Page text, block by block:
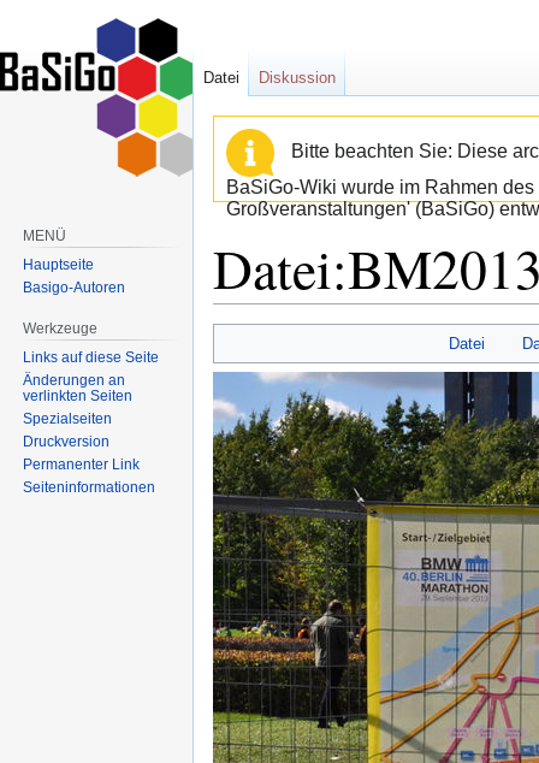
Bitte beachten Sie: Diese
BaSiGo-Wiki wurde im Rahmen
Großveranstaltungen' (BaSiGo)
Navigation
springen
Suche
springen
Datei
Datei Diskussion
MENÜ
Hauptseite
Basigo-Autoren
Werkzeuge
Links auf diese Seite
Änderungen an
verlinkten Seiten
Spezialseiten
Druckversion
Permanenter Link
Seiten­informationen